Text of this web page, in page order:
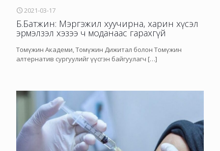
2021-03-17
Б.Батжин: Мэргэжил хуучирна, харин хүсэл
эрмэлзэл хэзээ ч моданаас гарахгүй
Томүжин Академи, Томүжин Дижитал болон Томүжин
алтернатив сургуулийг үүсгэн байгуулагч […]